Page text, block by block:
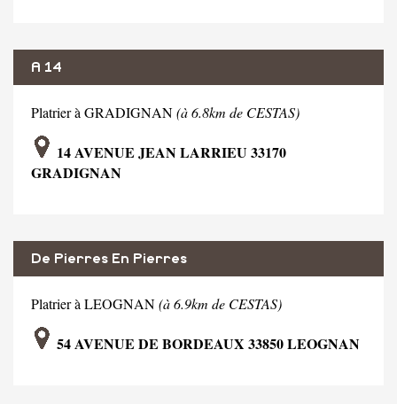
A 14
Platrier à GRADIGNAN(à 6.8km de CESTAS)
14 AVENUE JEAN LARRIEU 33170
GRADIGNAN
De Pierres En Pierres
Platrier à LEOGNAN(à 6.9km de CESTAS)
54 AVENUE DE BORDEAUX 33850 LEOGNAN